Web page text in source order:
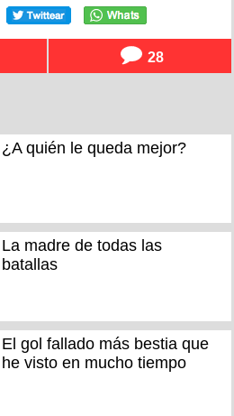
28
¿A quién le queda mejor?
La madre de todas las
batallas
El gol fallado más bestia que
he visto en mucho tiempo